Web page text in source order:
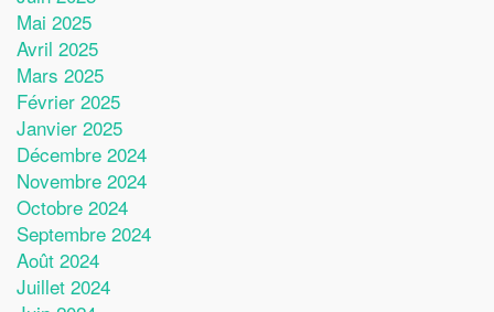
Mai 2025
Avril 2025
Mars 2025
Février 2025
Janvier 2025
Décembre 2024
Novembre 2024
Octobre 2024
Septembre 2024
Août 2024
Juillet 2024